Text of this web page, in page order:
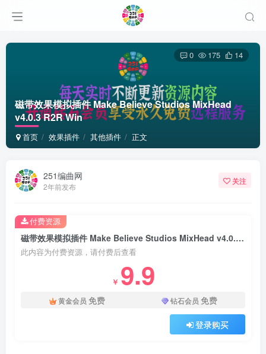
磁带效果模拟插件 Make Believe Studios MixHead
v4.0.3 R2R Win
首页 效果插件 其他插件 正文
0 175 14
251编曲网
2年前发布
关注
磁带效果模拟插件 Make Believe Studios MixHead v4.0.3 R2R Win
此内容为付费资源，请付费后查看
￥ 9.9
黄金会员 免费 钻石会员 免费
登录购买
付费资源